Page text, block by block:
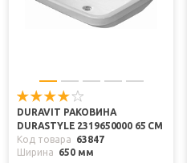
DURAVIT РАКОВИНА
DURASTYLE 2319650000 65 СМ
Код товара
63847
Ширина
650 мм